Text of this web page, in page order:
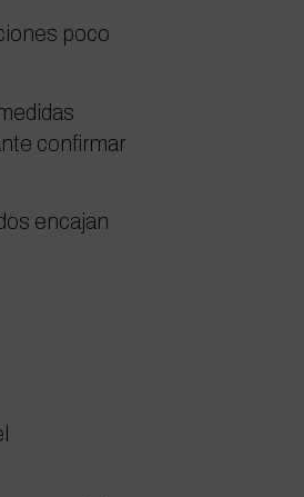
poco
confirmar
encajan